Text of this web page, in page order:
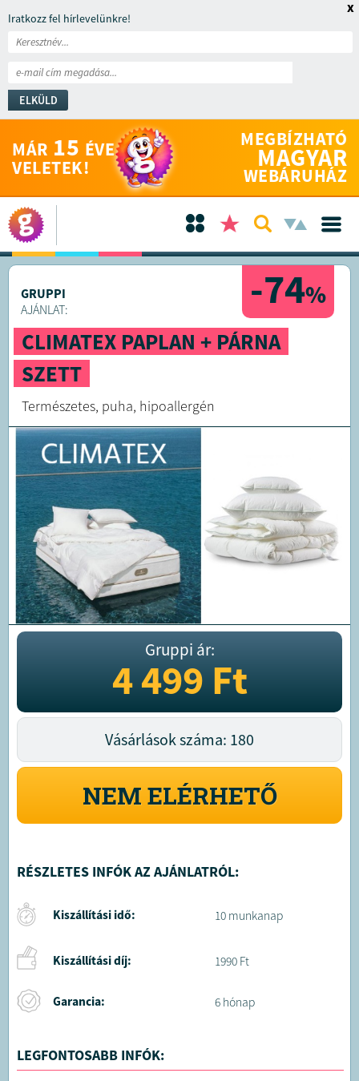
Iratkozz fel hírlevelünkre!
ELKÜLD
x
MÁR 15 ÉVE
VELETEK!
MEGBÍZHATÓ
MAGYAR
WEBÁRUHÁZ
-74%
GRUPPI
AJÁNLAT:
CLIMATEX PAPLAN + PÁRNA
SZETT
Természetes, puha, hipoallergén
Gruppi ár:
4 499Ft
Vásárlások száma: 180
NEM ELÉRHETŐ
RÉSZLETES INFÓK AZ AJÁNLATRÓL:
Kiszállítási idő: 10 munkanap
Kiszállítási díj: 1990 Ft
Garancia: 6 hónap
LEGFONTOSABB INFÓK: